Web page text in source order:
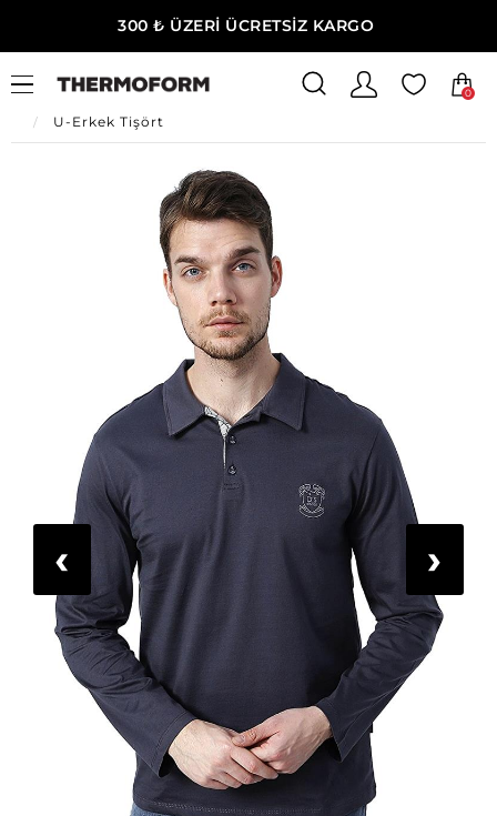
300 ₺ ÜZERİ ÜCRETSİZ KARGO
0
Ana Sayfa
Erkek Ev Giyim
U-Erkek Tişört
‹ ›